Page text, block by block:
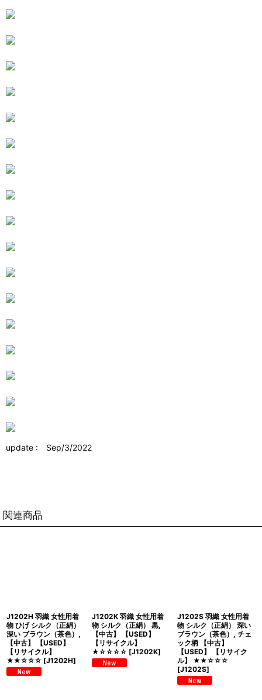
update : Sep/3/2022
関連商品
J1202H 羽織 女性用着
物 ひげ シルク（正絹）
深い ブラウン（茶色）,
【中古】 【USED】
【リサイクル】
★★☆☆☆ [J1202H]
J1202K 羽織 女性用着
物 シルク（正絹） 黒,
【中古】 【USED】
【リサイクル】
★☆☆☆☆ [J1202K]
J1202S 羽織 女性用着
物 シルク（正絹） 深い
ブラウン（茶色）, チェ
ック柄 【中古】
【USED】 【リサイク
ル】 ★★☆☆☆
[J1202S]